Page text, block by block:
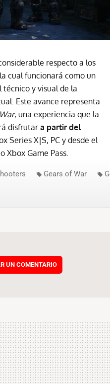
respecto a los
cual funcionará como un
y visual de la
Este avance representa
, una experiencia que la
disfrutar a partir del
Series X|S, PC y desde el
Xbox Game Pass.
Gears of War
UN COMENTARIO